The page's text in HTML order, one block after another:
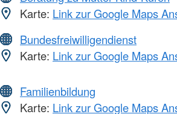
Karte: Link zur Google Maps
Bundesfreiwilligendienst
Karte: Link zur Google Maps
Familienbildung
Karte: Link zur Google Maps